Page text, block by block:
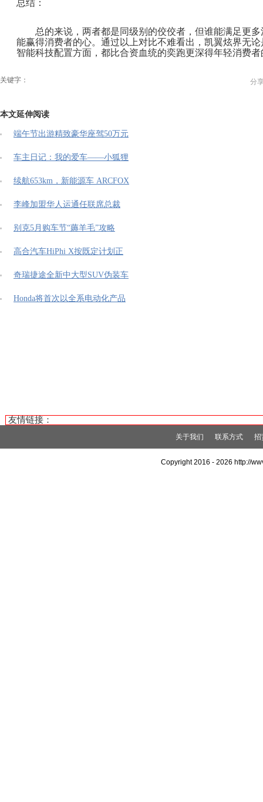
总结：
总的来说，两者都是同级别的佼佼者，但谁能满足更
能赢得消费者的心。通过以上对比不难看出，凯翼炫界无
智能科技配置方面，都比合资血统的奕跑更深得年轻消费者
分
关键字：
本文延伸阅读
端午节出游精致豪华座驾50万元
车主日记：我的爱车——小狐狸
续航653km，新能源车 ARCFOX
李峰加盟华人运通任联席总裁
别克5月购车节“薅羊毛”攻略
高合汽车HiPhi X按既定计划正
奇瑞捷途全新中大型SUV伪装车
Honda将首次以全系电动化产品
友情链接：
关于我们 联系方式 招
Copyright 2016 -2026 http://